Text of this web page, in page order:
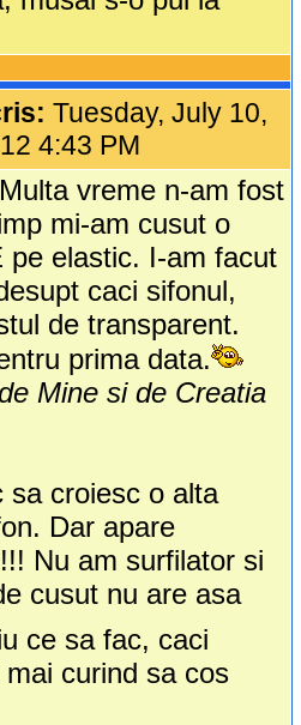
Tuesday, July 10,
4:43 PM
vreme n-am fost
mi-am cusut o
pe elastic. I-am facut
caci sifonul,
de transparent.
prima data.
Mine si de Creatia
sa croiesc o alta
Dar apare
Nu am surfilator si
cusut nu are asa
ce sa fac, caci
curind sa cos